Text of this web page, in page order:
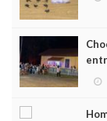
Noel